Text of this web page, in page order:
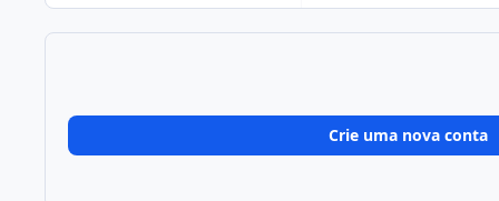
Crie uma nova conta